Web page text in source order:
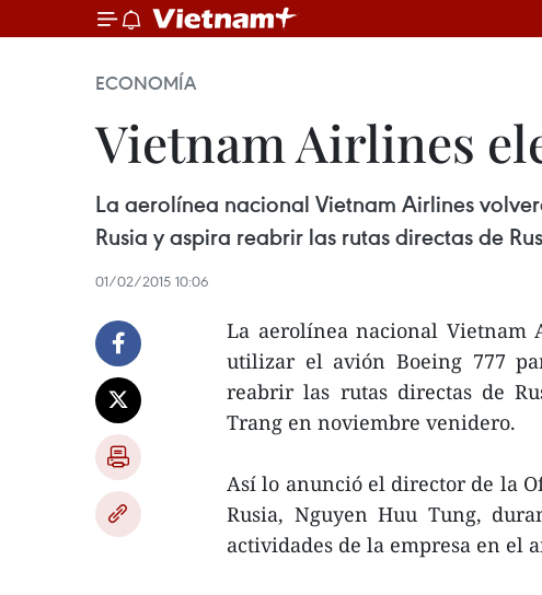
ECONOMÍA
Vietnam Airlines
La aerolínea nacional Vietnam Airlines
Rusia y aspira reabrir las rutas directas de
01/02/2015 10:06
La aerolínea nacional
utilizar el avión Boeing 777
reabrir las rutas directas de
Trang en noviembre venidero.
Así lo anunció el director de la
Rusia, Nguyen Huu Tung,
actividades de la empresa en el